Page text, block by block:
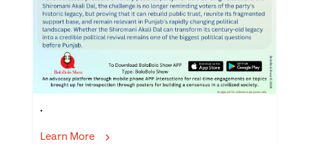
.
Learn More